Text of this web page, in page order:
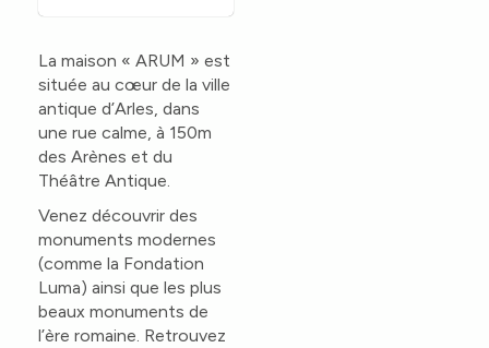
La maison « ARUM » est
située au cœur de la ville
antique d’Arles, dans
une rue calme, à 150m
des Arènes et du
Théâtre Antique.
Venez découvrir des
monuments modernes
(comme la Fondation
Luma) ainsi que les plus
beaux monuments de
l’ère romaine. Retrouvez